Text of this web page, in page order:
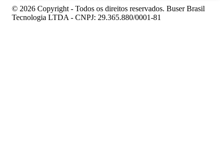
© 2026 Copyright - Todos os direitos reservados. Buser Brasil
Tecnologia LTDA - CNPJ: 29.365.880/0001-81